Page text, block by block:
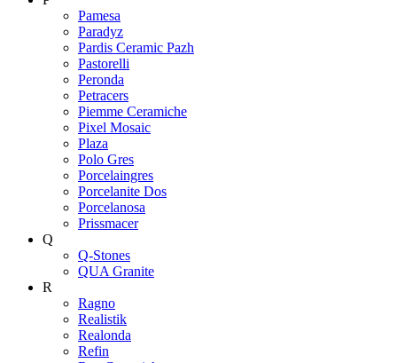
Pamesa
Paradyz
Pardis Ceramic Pazh
Pastorelli
Peronda
Petracers
Piemme Ceramiche
Pixel Mosaic
Plaza
Polo Gres
Porcelaingres
Porcelanite Dos
Porcelanosa
Prissmacer
Q
Q-Stones
QUA Granite
R
Ragno
Realistik
Realonda
Refin